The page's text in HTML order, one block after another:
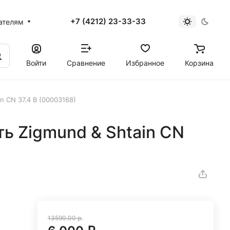
+7 (4212) 23-33-33
Войти
Сравнение Избранное Корзина
CN 37.4 B (00003168)
Zigmund & Shtain CN
13590.00 р.